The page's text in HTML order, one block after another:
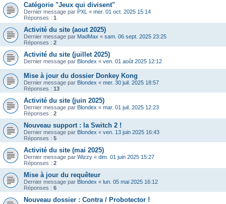
Catégorie "Jeux qui divisent"
Dernier message par PXL « mer. 01 oct. 2025 15:14
Réponses : 1
Activité du site (aout 2025)
Dernier message par MadMax « sam. 06 sept. 2025 23:25
Réponses : 2
Activité du site (juillet 2025)
Dernier message par Blondex « ven. 01 août 2025 12:12
Mise à jour du dossier Donkey Kong
Dernier message par Blondex « mer. 30 juil. 2025 18:57
Réponses : 13
Activité du site (juin 2025)
Dernier message par Blondex « mar. 01 juil. 2025 12:23
Réponses : 2
Nouveau support : la Switch 2 !
Dernier message par Blondex « ven. 13 juin 2025 16:43
Réponses : 5
Activité du site (mai 2025)
Dernier message par Wizzy « dim. 01 juin 2025 15:27
Réponses : 2
Mise à jour du requêteur
Dernier message par Blondex « lun. 05 mai 2025 16:12
Réponses : 6
Nouveau dossier : Contra / Probotector !